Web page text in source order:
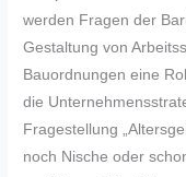
werden Fragen der
Gestaltung von
Bauordnungen eine
die
Fragestellung
noch Nische oder